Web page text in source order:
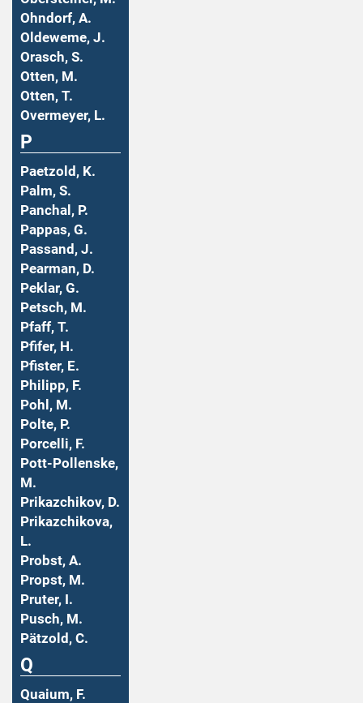
Ohndorf, A.
Oldeweme, J.
Orasch, S.
Otten, M.
Otten, T.
Overmeyer, L.
P
Paetzold, K.
Palm, S.
Panchal, P.
Pappas, G.
Passand, J.
Pearman, D.
Peklar, G.
Petsch, M.
Pfaff, T.
Pfifer, H.
Pfister, E.
Philipp, F.
Pohl, M.
Polte, P.
Porcelli, F.
Pott-Pollenske,
M.
Prikazchikov, D.
Prikazchikova,
L.
Probst, A.
Propst, M.
Pruter, I.
Pusch, M.
Pätzold, C.
Q
Quaium, F.